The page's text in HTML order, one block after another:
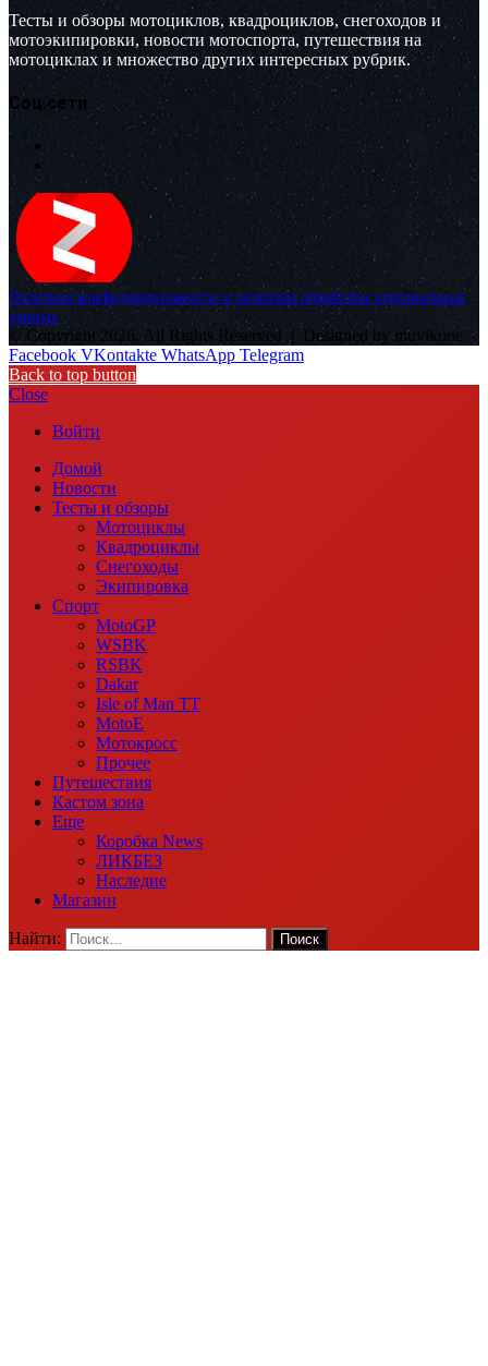
Тесты и обзоры мотоциклов, квадроциклов, снегоходов и
мотоэкипировки, новости мотоспорта, путешествия на
мотоциклах и множество других интересных рубрик.
Соц.сети
Политика конфиденциальности и политика обработки персональных
данных
© Copyright 2026, All Rights Reserved |Designed by muvikone
Facebook VKontakte WhatsApp Telegram
Back to top button
Close
Войти
Домой
Новости
Тесты и обзоры
Мотоциклы
Квадроциклы
Снегоходы
Экипировка
Спорт
MotoGP
WSBK
RSBK
Dakar
Isle of Man TT
MotoE
Мотокросс
Прочее
Путешествия
Кастом зона
Еще
Коробка News
ЛИКБЕЗ
Наследие
Магазин
Найти: